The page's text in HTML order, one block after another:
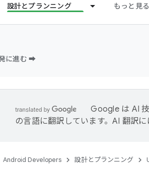
設計とプランニング もっと見る
に進む ➡️
Google は AI
の言語に翻訳しています。AI 翻訳
Android Developers 設計とプランニング